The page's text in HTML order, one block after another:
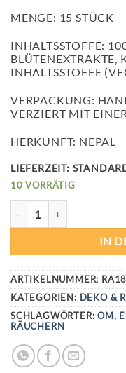
MENGE: 15 STÜCK
INHALTSSTOFFE:
BLÜTENEXTRAKTE,
INHALTSSTOFFE
VERPACKUNG:
VERZIERT MIT
HERKUNFT: NEPAL
LIEFERZEIT:
10 VORRÄTIG
IN
ARTIKELNUMMER: RA18
KATEGORIEN: DEKO &
SCHLAGWÖRTER:OM,
RÄUCHERN